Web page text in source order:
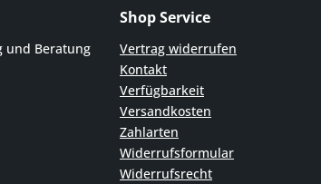
und Beratung
Shop Service
Vertrag widerrufen
Kontakt
Verfügbarkeit
Versandkosten
Zahlarten
Widerrufsformular
Widerrufsrecht